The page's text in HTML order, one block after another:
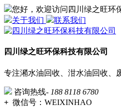
您好，欢迎访问四川绿之旺环
关于我们
联系我们
四川绿之旺环保科技有限公司
专注潲水油回收、泔水油回收、
咨询热线- 188 8118 6780
+ 微信号： WEIXINHAO